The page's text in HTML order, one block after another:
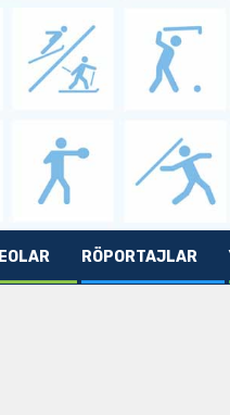
RÖPORTAJLAR